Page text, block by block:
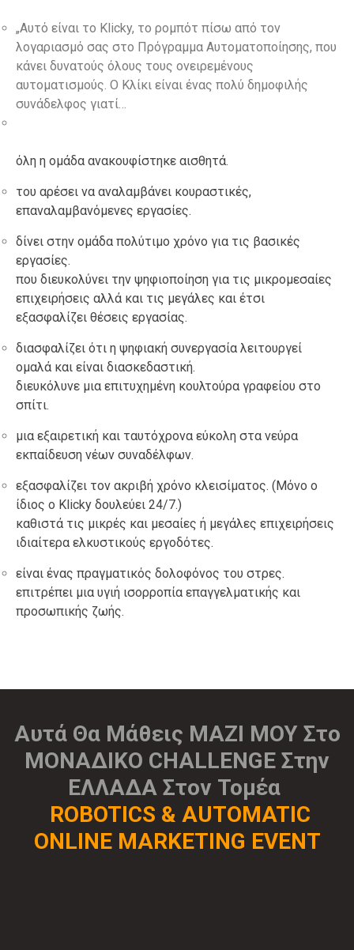
„Αυτό είναι το Klicky, το ρομπότ πίσω από τον
λογαριασμό σας στο Πρόγραμμα Αυτοματοποίησης, που
κάνει δυνατούς όλους τους ονειρεμένους
αυτοματισμούς. Ο Κλίκι είναι ένας πολύ δημοφιλής
συνάδελφος γιατί…
όλη η ομάδα ανακουφίστηκε αισθητά.
του αρέσει να αναλαμβάνει κουραστικές,
επαναλαμβανόμενες εργασίες.
δίνει στην ομάδα πολύτιμο χρόνο για τις βασικές
εργασίες.
που διευκολύνει την ψηφιοποίηση για τις μικρομεσαίες
επιχειρήσεις αλλά και τις μεγάλες και έτσι
εξασφαλίζει θέσεις εργασίας.
διασφαλίζει ότι η ψηφιακή συνεργασία λειτουργεί
ομαλά και είναι διασκεδαστική.
διευκόλυνε μια επιτυχημένη κουλτούρα γραφείου στο
σπίτι.
μια εξαιρετική και ταυτόχρονα εύκολη στα νεύρα
εκπαίδευση νέων συναδέλφων.
εξασφαλίζει τον ακριβή χρόνο κλεισίματος. (Μόνο ο
ίδιος ο Klicky δουλεύει 24/7.)
καθιστά τις μικρές και μεσαίες ή μεγάλες επιχειρήσεις
ιδιαίτερα ελκυστικούς εργοδότες.
είναι ένας πραγματικός δολοφόνος του στρες.
επιτρέπει μια υγιή ισορροπία επαγγελματικής και
προσωπικής ζωής.
Αυτά Θα Μάθεις ΜΑΖΙ ΜΟΥ Στο
ΜΟΝΑΔΙΚΟ CHALLENGE Στην
ΕΛΛΑΔΑ Στον Τομέα
ROBOTICS & AUTOMATIC
ONLINE MARKETING EVENT